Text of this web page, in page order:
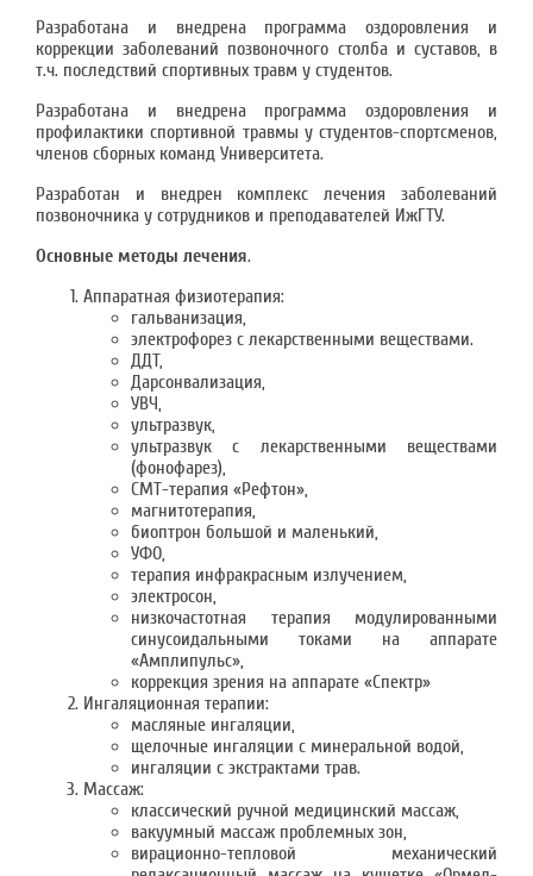
Разработана и внедрена программа оздоровления и
коррекции заболеваний позвоночного столба и суставов, в
т.ч. последствий спортивных травм у студентов.
Разработана и внедрена программа оздоровления и
профилактики спортивной травмы у студентов-спортсменов,
членов сборных команд Университета.
Разработан и внедрен комплекс лечения заболеваний
позвоночника у сотрудников и преподавателей ИжГТУ.
Основные методы лечения.
Аппаратная физиотерапия:
гальванизация,
электрофорез с лекарственными веществами.
ДДТ,
Дарсонвализация,
УВЧ,
ультразвук,
ультразвук с лекарственными веществами
(фонофарез),
СМТ-терапия «Рефтон»,
магнитотерапия,
биоптрон большой и маленький,
УФО,
терапия инфракрасным излучением,
электросон,
низкочастотная терапия модулированными
синусоидальными токами на аппарате
«Амплипульс»,
коррекция зрения на аппарате «Спектр»
Ингаляционная терапии:
масляные ингаляции,
щелочные ингаляции с минеральной водой,
ингаляции с экстрактами трав.
Массаж:
классический ручной медицинский массаж,
вакуумный массаж проблемных зон,
вирационно-тепловой механический